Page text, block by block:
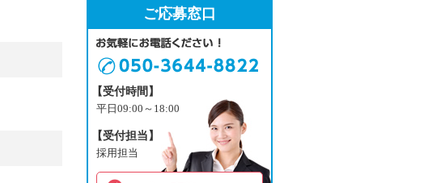
ご応募窓口
【受付時間】
平日09:00～18:00
【受付担当】
採用担当